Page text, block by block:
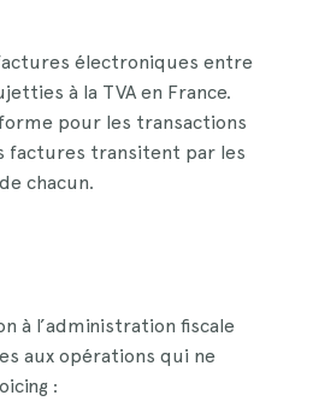
factures électroniques entre
à la TVA en France.
pour les transactions
factures transitent par les
chacun.
à l’administration fiscale
aux opérations qui ne
: